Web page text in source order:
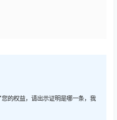
的权益，请出示证明是哪一条，我